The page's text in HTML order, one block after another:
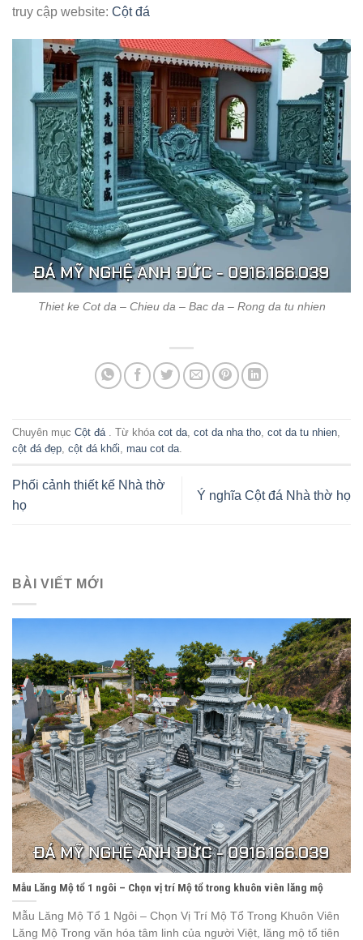
truy cập website: Cột đá
Thiet ke Cot da – Chieu da – Bac da – Rong da tu nhien
Chuyên mục Cột đá. Từ khóa cot da, cot da nha tho, cot da tu nhien,
cột đá đẹp, cột đá khối, mau cot da.
Phối cảnh thiết kế Nhà thờ
họ
Ý nghĩa Cột đá Nhà thờ họ
BÀI VIẾT MỚI
Mẫu Lăng Mộ tổ 1 ngôi – Chọn vị trí Mộ tổ trong khuôn viên lăng mộ
Mẫu Lăng Mộ Tổ 1 Ngôi – Chọn Vị Trí Mộ Tổ Trong Khuôn Viên
Lăng Mộ Trong văn hóa tâm linh của người Việt, lăng mộ tổ tiên